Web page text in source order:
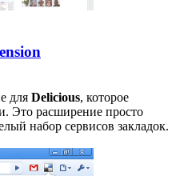
для Delicious, которое
Это расширение просто
набор сервисов закладок.